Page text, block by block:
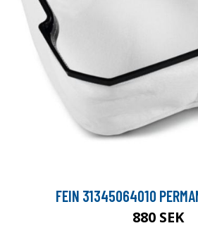
FEIN 31345064010
880 SEK